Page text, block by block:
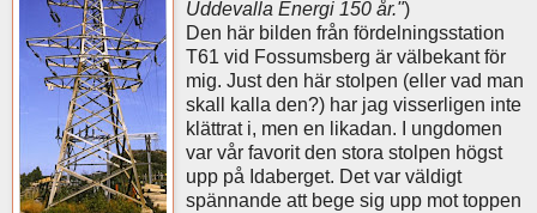
Uddevalla Energi 150 år.")
Den här bilden från fördelningsstation
T61 vid Fossumsberg är välbekant för
mig. Just den här stolpen (eller vad man
skall kalla den?) har jag visserligen inte
klättrat i, men en likadan. I ungdomen
var vår favorit den stora stolpen högst
upp på Idaberget. Det var väldigt
spännande att bege sig upp mot toppen